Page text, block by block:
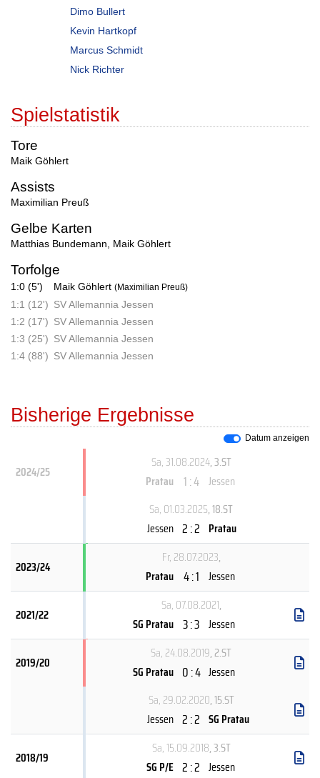
Dimo Bullert
Kevin Hartkopf
Marcus Schmidt
Nick Richter
Spielstatistik
Tore
Maik Göhlert
Assists
Maximilian Preuß
Gelbe Karten
Matthias Bundemann Maik Göhlert
Torfolge
1:0 (5') Maik Göhlert (Maximilian Preuß)
1:1 (12') SV Allemannia Jessen
1:2 (17') SV Allemannia Jessen
1:3 (25') SV Allemannia Jessen
1:4 (88') SV Allemannia Jessen
Bisherige Ergebnisse
Datum anzeigen
2024/25
Sa, 31.08.2024, 3.ST
Pratau 1 : 4 Jessen
Sa, 01.03.2025, 18.ST
Jessen 2 : 2 Pratau
2023/24
Fr, 28.07.2023,
Pratau 4 : 1 Jessen
2021/22
Sa, 07.08.2021,
SG Pratau 3 : 3 Jessen
2019/20
Sa, 24.08.2019, 2.ST
SG Pratau 0 : 4 Jessen
Sa, 29.02.2020, 15.ST
Jessen 2 : 2 SG Pratau
2018/19
Sa, 15.09.2018, 3.ST
SG P/E 2 : 2 Jessen